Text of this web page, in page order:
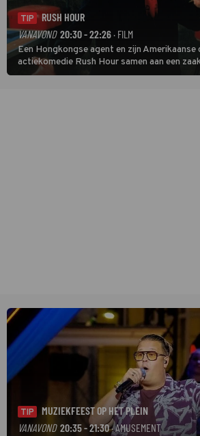
TIP
RUSH HOUR
VANAVOND 20:30 - 22:26 · FILM
Een Hongkongse agent en zijn
actiekomedie Rush Hour samen aan een
van een leien dakje.
TIP
MUZIEKFEEST OP HET PLEIN
VANAVOND 20:35 - 21:30· AMUSEMENT